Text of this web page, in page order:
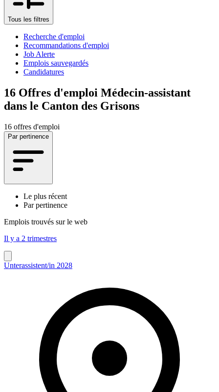
Tous les filtres
Recherche d'emploi
Recommandations d'emploi
Job Alerte
Emplois sauvegardés
Candidatures
16 Offres d'emploi Médecin-assistant
dans le Canton des Grisons
16 offres d'emploi
Par pertinence
Le plus récent
Par pertinence
Emplois trouvés sur le web
Il y a 2 trimestres
Unterassistent/in 2028